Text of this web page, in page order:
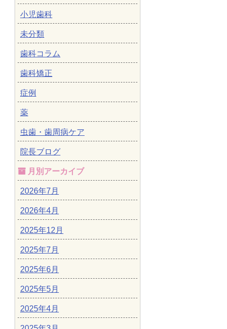
小児歯科
未分類
歯科コラム
歯科矯正
症例
薬
虫歯・歯周病ケア
院長ブログ
月別アーカイブ
2026年7月
2026年4月
2025年12月
2025年7月
2025年6月
2025年5月
2025年4月